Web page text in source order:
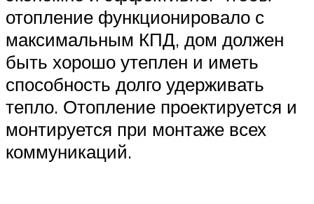
отопление функционировало с
максимальным КПД, дом должен
быть хорошо утеплен и иметь
способность долго удерживать
тепло. Отопление проектируется и
монтируется при монтаже всех
коммуникаций.